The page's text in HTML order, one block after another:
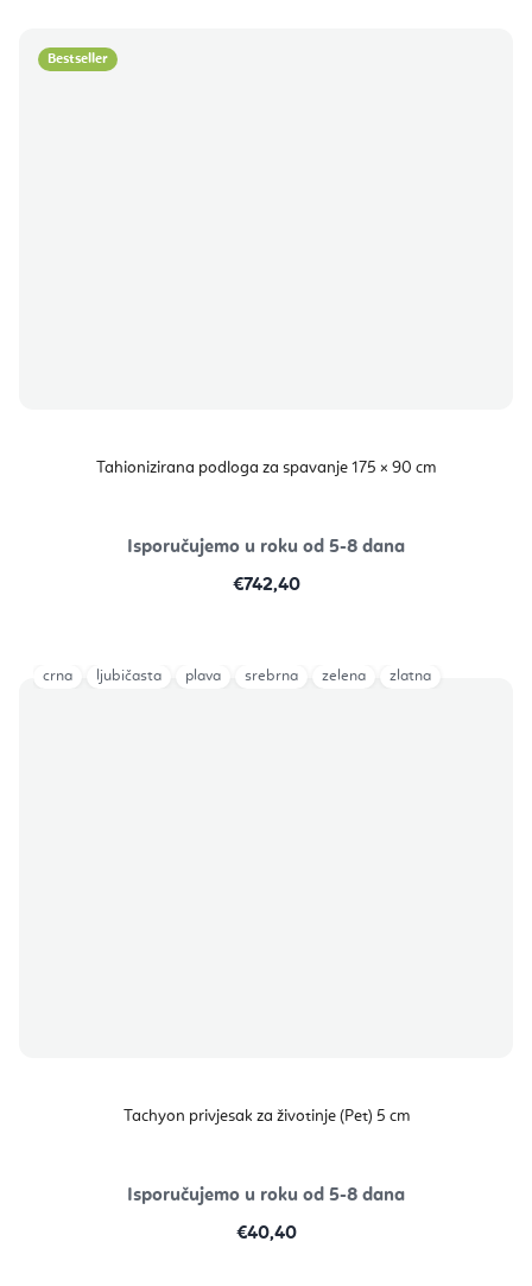
Bestseller
Tahionizirana podloga za spavanje 175 × 90 cm
Isporučujemo u roku od 5-8 dana
€742,40
Tachyon privjesak za životinje (Pet) 5 cm
Isporučujemo u roku od 5-8 dana
€40,40
crna ljubičasta plava srebrna zelena zlatna